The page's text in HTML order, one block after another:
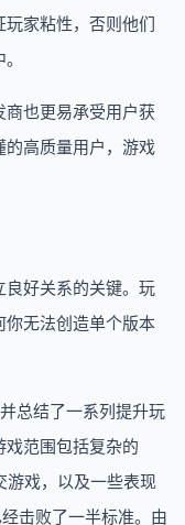
家粘性，否则他们
也更易承受用户获
高质量用户，游戏
好关系的关键。玩
无法创造单个版本
总结了一系列提升玩
范围包括复杂的
戏，以及一些表现
击败了一半标准。由